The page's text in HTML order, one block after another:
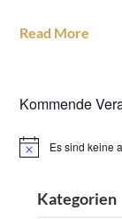
Read More
Kommende
HinweisEs sind keine
Kategorien